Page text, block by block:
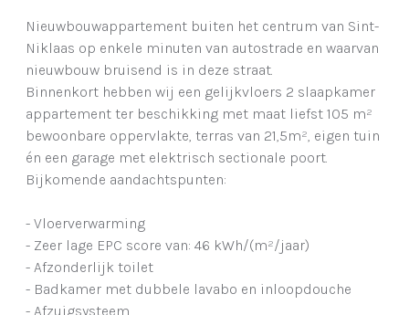
Nieuwbouwappartement buiten het centrum van Sint-
Niklaas op enkele minuten van autostrade en waarvan
nieuwbouw bruisend is in deze straat.
Binnenkort hebben wij een gelijkvloers 2 slaapkamer
appartement ter beschikking met maat liefst 105 m²
bewoonbare oppervlakte, terras van 21,5m², eigen tuin
én een garage met elektrisch sectionale poort.
Bijkomende aandachtspunten:
- Vloerverwarming
- Zeer lage EPC score van: 46 kWh/(m²/jaar)
- Afzonderlijk toilet
- Badkamer met dubbele lavabo en inloopdouche
- Afzuigsysteem